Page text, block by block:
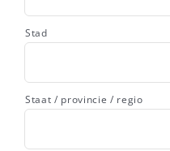
Stad
Staat / provincie / regio